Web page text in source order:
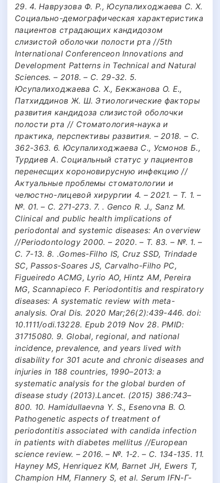
29. 4. Наврузова Ф. Р., Юсупалиходжаева С. Х.
Социально-демографическая характеристика
пациентов страдающих кандидозом
слизистой оболочки полости рта //5th
International Conferenceon Innovations and
Development Patterns in Technical and Natural
Sciences. – 2018. – С. 29-32. 5.
Юсупалиходжаева С. Х., Бекжанова О. Е.,
Патхиддинов Ж. Ш. Этиологические факторы
развития кандидоза слизистой оболочки
полости рта // Стоматология-наука и
практика, перспективы развития. – 2018. – С.
362-363. 6. Юсупалиходжаева С., Усмонов Б.,
Турдиев А. Социальный статус у пациентов
перенесщих короновирусную инфекцию //
Актуальные проблемы стоматологии и
челюстно-лицевой хирургии 4. – 2021. – Т. 1. –
№. 01. – С. 271-273. 7. . Genco R. J., Sanz M.
Clinical and public health implications of
periodontal and systemic diseases: An overview
//Periodontology 2000. – 2020. – Т. 83. – №. 1. –
С. 7-13. 8. .Gomes-Filho IS, Cruz SSD, Trindade
SC, Passos-Soares JS, Carvalho-Filho PC,
Figueiredo ACMG, Lyrio AO, Hintz AM, Pereira
MG, Scannapieco F. Periodontitis and respiratory
diseases: A systematic review with meta-
analysis. Oral Dis. 2020 Mar;26(2):439-446. doi:
10.1111/odi.13228. Epub 2019 Nov 28. PMID:
31715080. 9. Global, regional, and national
incidence, prevalence, and years lived with
disability for 301 acute and chronic diseases and
injuries in 188 countries, 1990–2013: a
systematic analysis for the global burden of
disease study (2013).Lancet. (2015) 386:743–
800. 10. Hamidullaevna Y. S., Esenovna B. O.
Pathogenetic aspects of treatment of
periodontitis associated with candida infection
in patients with diabetes mellitus //European
science review. – 2016. – №. 1-2. – С. 134-135. 11.
Hayney MS, Henriquez KM, Barnet JH, Ewers T,
Champion HM, Flannery S, et al. Serum IFN-Γ-